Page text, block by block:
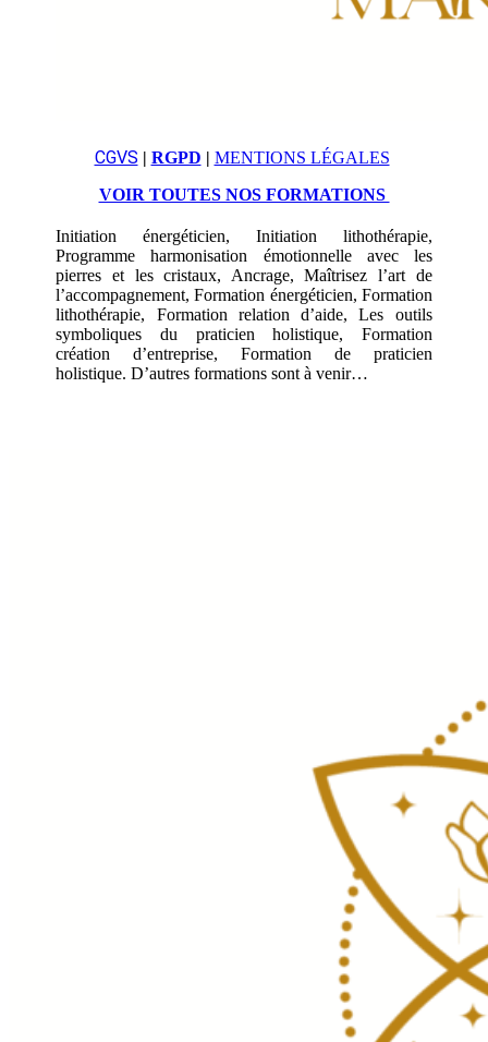
CGVS | RGPD | MENTIONS LÉGALES
VOIR TOUTES NOS FORMATIONS
Initiation énergéticien, Initiation lithothérapie,
Programme harmonisation émotionnelle avec les
pierres et les cristaux, Ancrage, Maîtrisez l’art de
l’accompagnement, Formation énergéticien, Formation
lithothérapie, Formation relation d’aide, Les outils
symboliques du praticien holistique, Formation
création d’entreprise, Formation de praticien
holistique. D’autres formations sont à venir…